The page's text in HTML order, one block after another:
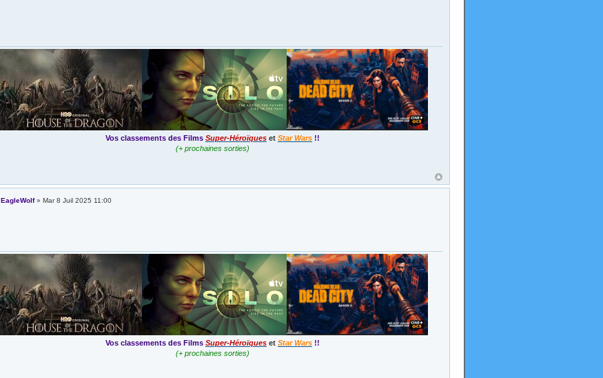
Vos classements des Films Super-Héroïques et Star Wars !!
(+ prochaines sorties)
EagleWolf» Mar 8 Juil 2025 11:00
Vos classements des Films Super-Héroïques et Star Wars !!
(+ prochaines sorties)